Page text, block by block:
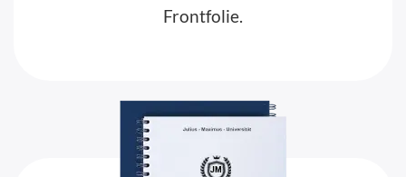
Frontfolie.